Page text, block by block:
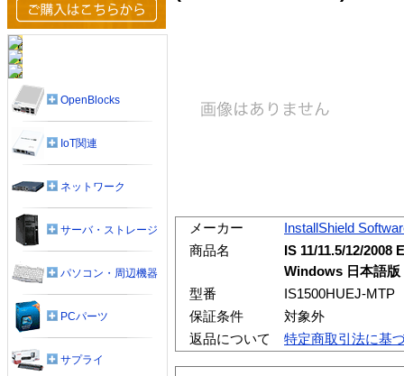
メーカー
InstallShield
商品名
IS 11/11.5/12/
Windows 日本語版
型番
IS1500HUEJ-MTP
保証条件
対象外
返品について
特定商取引法に基
OpenBlocks
IoT関連
ネットワーク
サーバ・ストレージ
パソコン・周辺機器
PCパーツ
サプライ